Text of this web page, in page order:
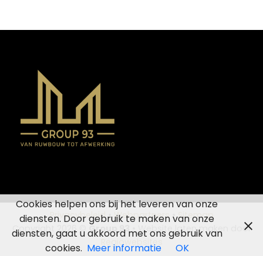
Privacybeleid•Webpartners•Sitemap
Copyright 2026 ©
Group 93
• Website laten maken door
Regiowebsites
Cookies helpen ons bij het leveren van onze
diensten. Door gebruik te maken van onze
diensten, gaat u akkoord met ons gebruik van
cookies. Meer informatie OK